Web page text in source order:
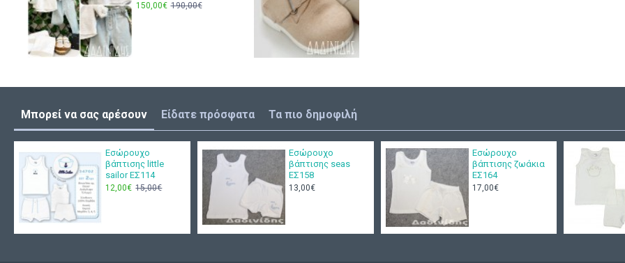
150,00€ 190,00€
Μπορεί να σας αρέσουν Είδατε πρόσφατα Τα πιο δημοφιλή
Εσώρουχο
βάπτισης little
sailor ΕΣ114
12,00€ 15,00€
Εσώρουχο
βάπτισης seas
ΕΣ158
13,00€
Εσώρουχο
βάπτισης ζωάκια
ΕΣ164
17,00€